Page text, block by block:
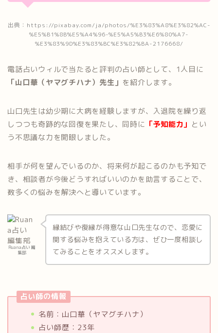
出典：https://pixabay.com/ja/photos/%E3%83%A8%E3%82%AC-
%E5%B1%8B%E5%A4%96-%E5%A5%B3%E6%80%A7-
%E3%83%9D%E3%83%BC%E3%82%BA-2176668/
電話占いウィルで当たると評判の占い師として、1人目に
「山口華（ヤマグチハナ）先生」 を紹介します。
山口先生は幼少期に大病を経験しますが、入退院を繰り返
しつつも奇跡的な回復を果たし、同時に 「予知能力」 とい
う不思議な力を開眼しました。
相手が何を望んでいるのか、将来何が起こるのかも予知で
き、相談者が今後どうすればいいのかを助言することで、
数多くの悩みを解決へと導いています。
Ruana占い 編
集部
縁結びや復縁が得意な山口先生なので、恋愛に
関する悩みを抱えている方は、ぜひ一度相談し
てみることをオススメします。
占い師の情報
名前：山口華（ヤマグチハナ）
占い師歴：23年